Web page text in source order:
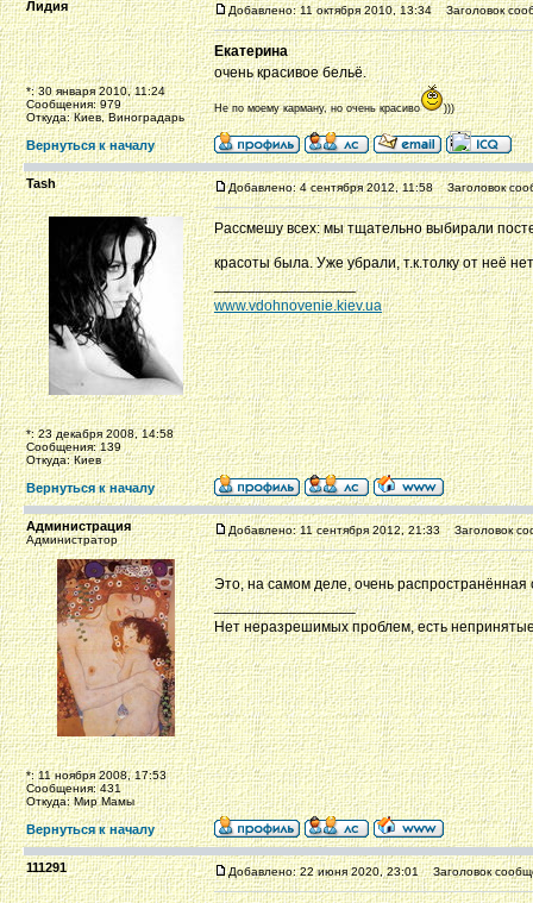
Лидия
*: 30 января 2010, 11:24
Сообщения: 979
Откуда: Киев, Виноградарь
Добавлено: 11 октября 2010, 13:34 Заголовок
Екатерина
очень красивое бельё.
Не по моему карману, но очень красиво )))
Вернуться к началу
Tash
*: 23 декабря 2008, 14:58
Сообщения: 139
Откуда: Киев
Добавлено: 4 сентября 2012, 11:58 Заголовок
Рассмешу всех: мы тщательно выбирали
красоты была. Уже убрали, т.к.толку от неё
_________________
www.vdohnovenie.kiev.ua
Вернуться к началу
Администрация
Администратор
*: 11 ноября 2008, 17:53
Сообщения: 431
Откуда: Мир Мамы
Добавлено: 11 сентября 2012, 21:33 Заголовок
Это, на самом деле, очень распространённая
_________________
Нет неразрешимых проблем, есть
Вернуться к началу
111291 Добавлено: 22 июня 2020, 23:01 Заголовок